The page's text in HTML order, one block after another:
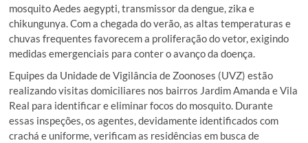
mosquito Aedes aegypti, transmissor da dengue, zika e
chikungunya. Com a chegada do verão, as altas temperaturas e
chuvas frequentes favorecem a proliferação do vetor, exigindo
medidas emergenciais para conter o avanço da doença.
Equipes da Unidade de Vigilância de Zoonoses (UVZ) estão
realizando visitas domiciliares nos bairros Jardim Amanda e Vila
Real para identificar e eliminar focos do mosquito. Durante
essas inspeções, os agentes, devidamente identificados com
crachá e uniforme, verificam as residências em busca de